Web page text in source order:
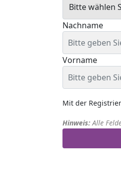
Nachname
Vorname
Mit der
Hinweis:Alle